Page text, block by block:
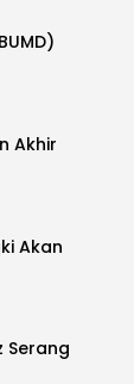
Akhir
Akan
Serang